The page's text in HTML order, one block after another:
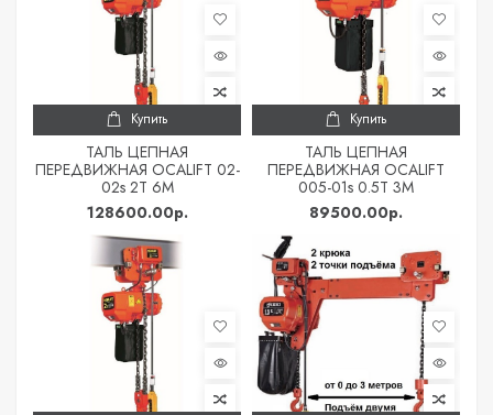
Купить
ТАЛЬ ЦЕПНАЯ
ПЕРЕДВИЖНАЯ OCALIFT 02-
02s 2Т 6М
128600.00р.
Купить
ТАЛЬ ЦЕПНАЯ
ПЕРЕДВИЖНАЯ OCALIFT
005-01s 0.5Т 3М
89500.00р.